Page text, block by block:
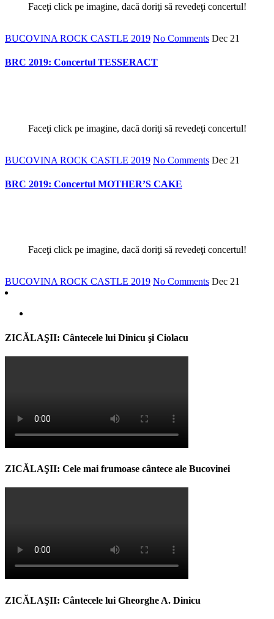
Faceţi click pe imagine, dacă doriţi să revedeţi concertul!
BUCOVINA ROCK CASTLE 2019 No Comments Dec 21
BRC 2019: Concertul TESSERACT
Faceţi click pe imagine, dacă doriţi să revedeţi concertul!
BUCOVINA ROCK CASTLE 2019 No Comments Dec 21
BRC 2019: Concertul MOTHER’S CAKE
Faceţi click pe imagine, dacă doriţi să revedeţi concertul!
BUCOVINA ROCK CASTLE 2019 No Comments Dec 21
ZICĂLAŞII: Cântecele lui Dinicu şi Ciolacu
ZICĂLAŞII: Cele mai frumoase cântece ale Bucovinei
ZICĂLAŞII: Cântecele lui Gheorghe A. Dinicu